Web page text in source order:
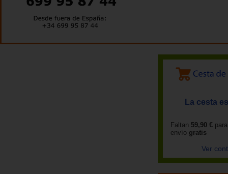
La cesta
Faltan 59,90 €
envío gratis
Ver